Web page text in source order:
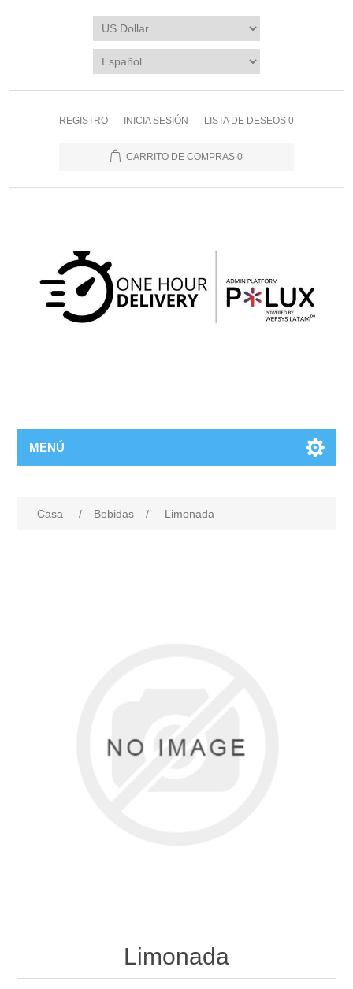
REGISTRO INICIA SESIÓN LISTA DE DESEOS 0
CARRITO DE COMPRAS 0
MENÚ
Casa / Bebidas / Limonada
Limonada